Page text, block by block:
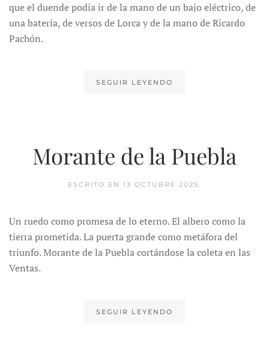
que el duende podía ir de la mano de un bajo eléctrico, de
una batería, de versos de Lorca y de la mano de Ricardo
Pachón.
SEGUIR LEYENDO
Morante de la Puebla
ESCRITO EN 13 OCTUBRE 2025.
Un ruedo como promesa de lo eterno. El albero como la
tierra prometida. La puerta grande como metáfora del
triunfo. Morante de la Puebla cortándose la coleta en las
Ventas.
SEGUIR LEYENDO